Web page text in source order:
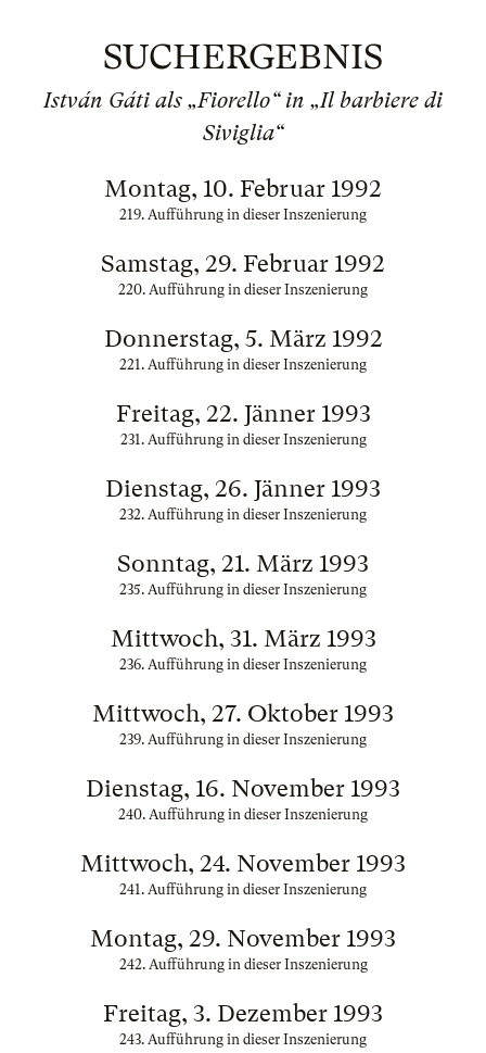
SUCHERGEBNIS
István Gáti als „Fiorello“ in „Il barbiere di
Siviglia“
Montag, 10. Februar 1992
219. Aufführung in dieser Inszenierung
Samstag, 29. Februar 1992
220. Aufführung in dieser Inszenierung
Donnerstag, 5. März 1992
221. Aufführung in dieser Inszenierung
Freitag, 22. Jänner 1993
231. Aufführung in dieser Inszenierung
Dienstag, 26. Jänner 1993
232. Aufführung in dieser Inszenierung
Sonntag, 21. März 1993
235. Aufführung in dieser Inszenierung
Mittwoch, 31. März 1993
236. Aufführung in dieser Inszenierung
Mittwoch, 27. Oktober 1993
239. Aufführung in dieser Inszenierung
Dienstag, 16. November 1993
240. Aufführung in dieser Inszenierung
Mittwoch, 24. November 1993
241. Aufführung in dieser Inszenierung
Montag, 29. November 1993
242. Aufführung in dieser Inszenierung
Freitag, 3. Dezember 1993
243. Aufführung in dieser Inszenierung